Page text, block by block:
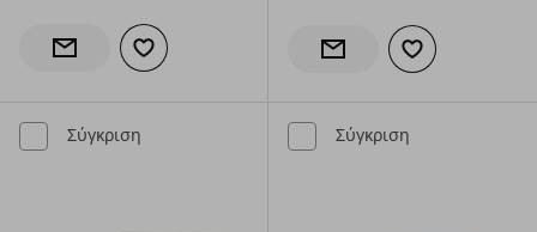
Ενημέρωση διαθεσιμότητας
Προσθήκη στα αγαπημέναΕνημέρωση διαθεσιμότητας
Προσθήκη στα
Σύγκριση Σύγκριση